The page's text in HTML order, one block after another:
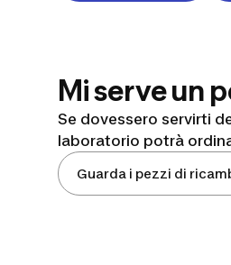
Mi serve un
Se dovessero servirti
laboratorio potrà
Guarda i pezzi di